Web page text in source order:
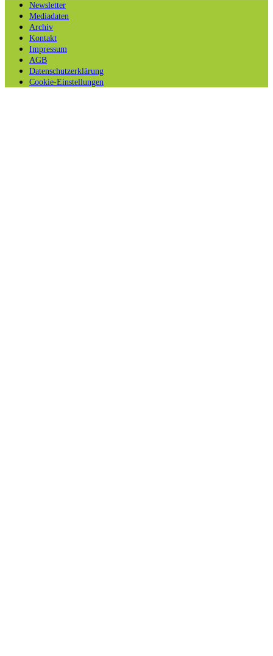
Newsletter
Mediadaten
Archiv
Kontakt
Impressum
AGB
Datenschutzerklärung
Cookie-Einstellungen